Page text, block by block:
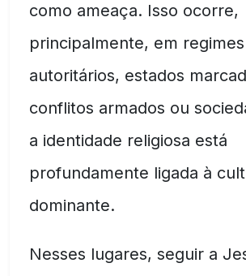
como ameaça. Isso ocorre,
principalmente, em regimes
autoritários, estados
conflitos armados ou
a identidade religiosa está
profundamente ligada à
dominante.
Nesses lugares, seguir a